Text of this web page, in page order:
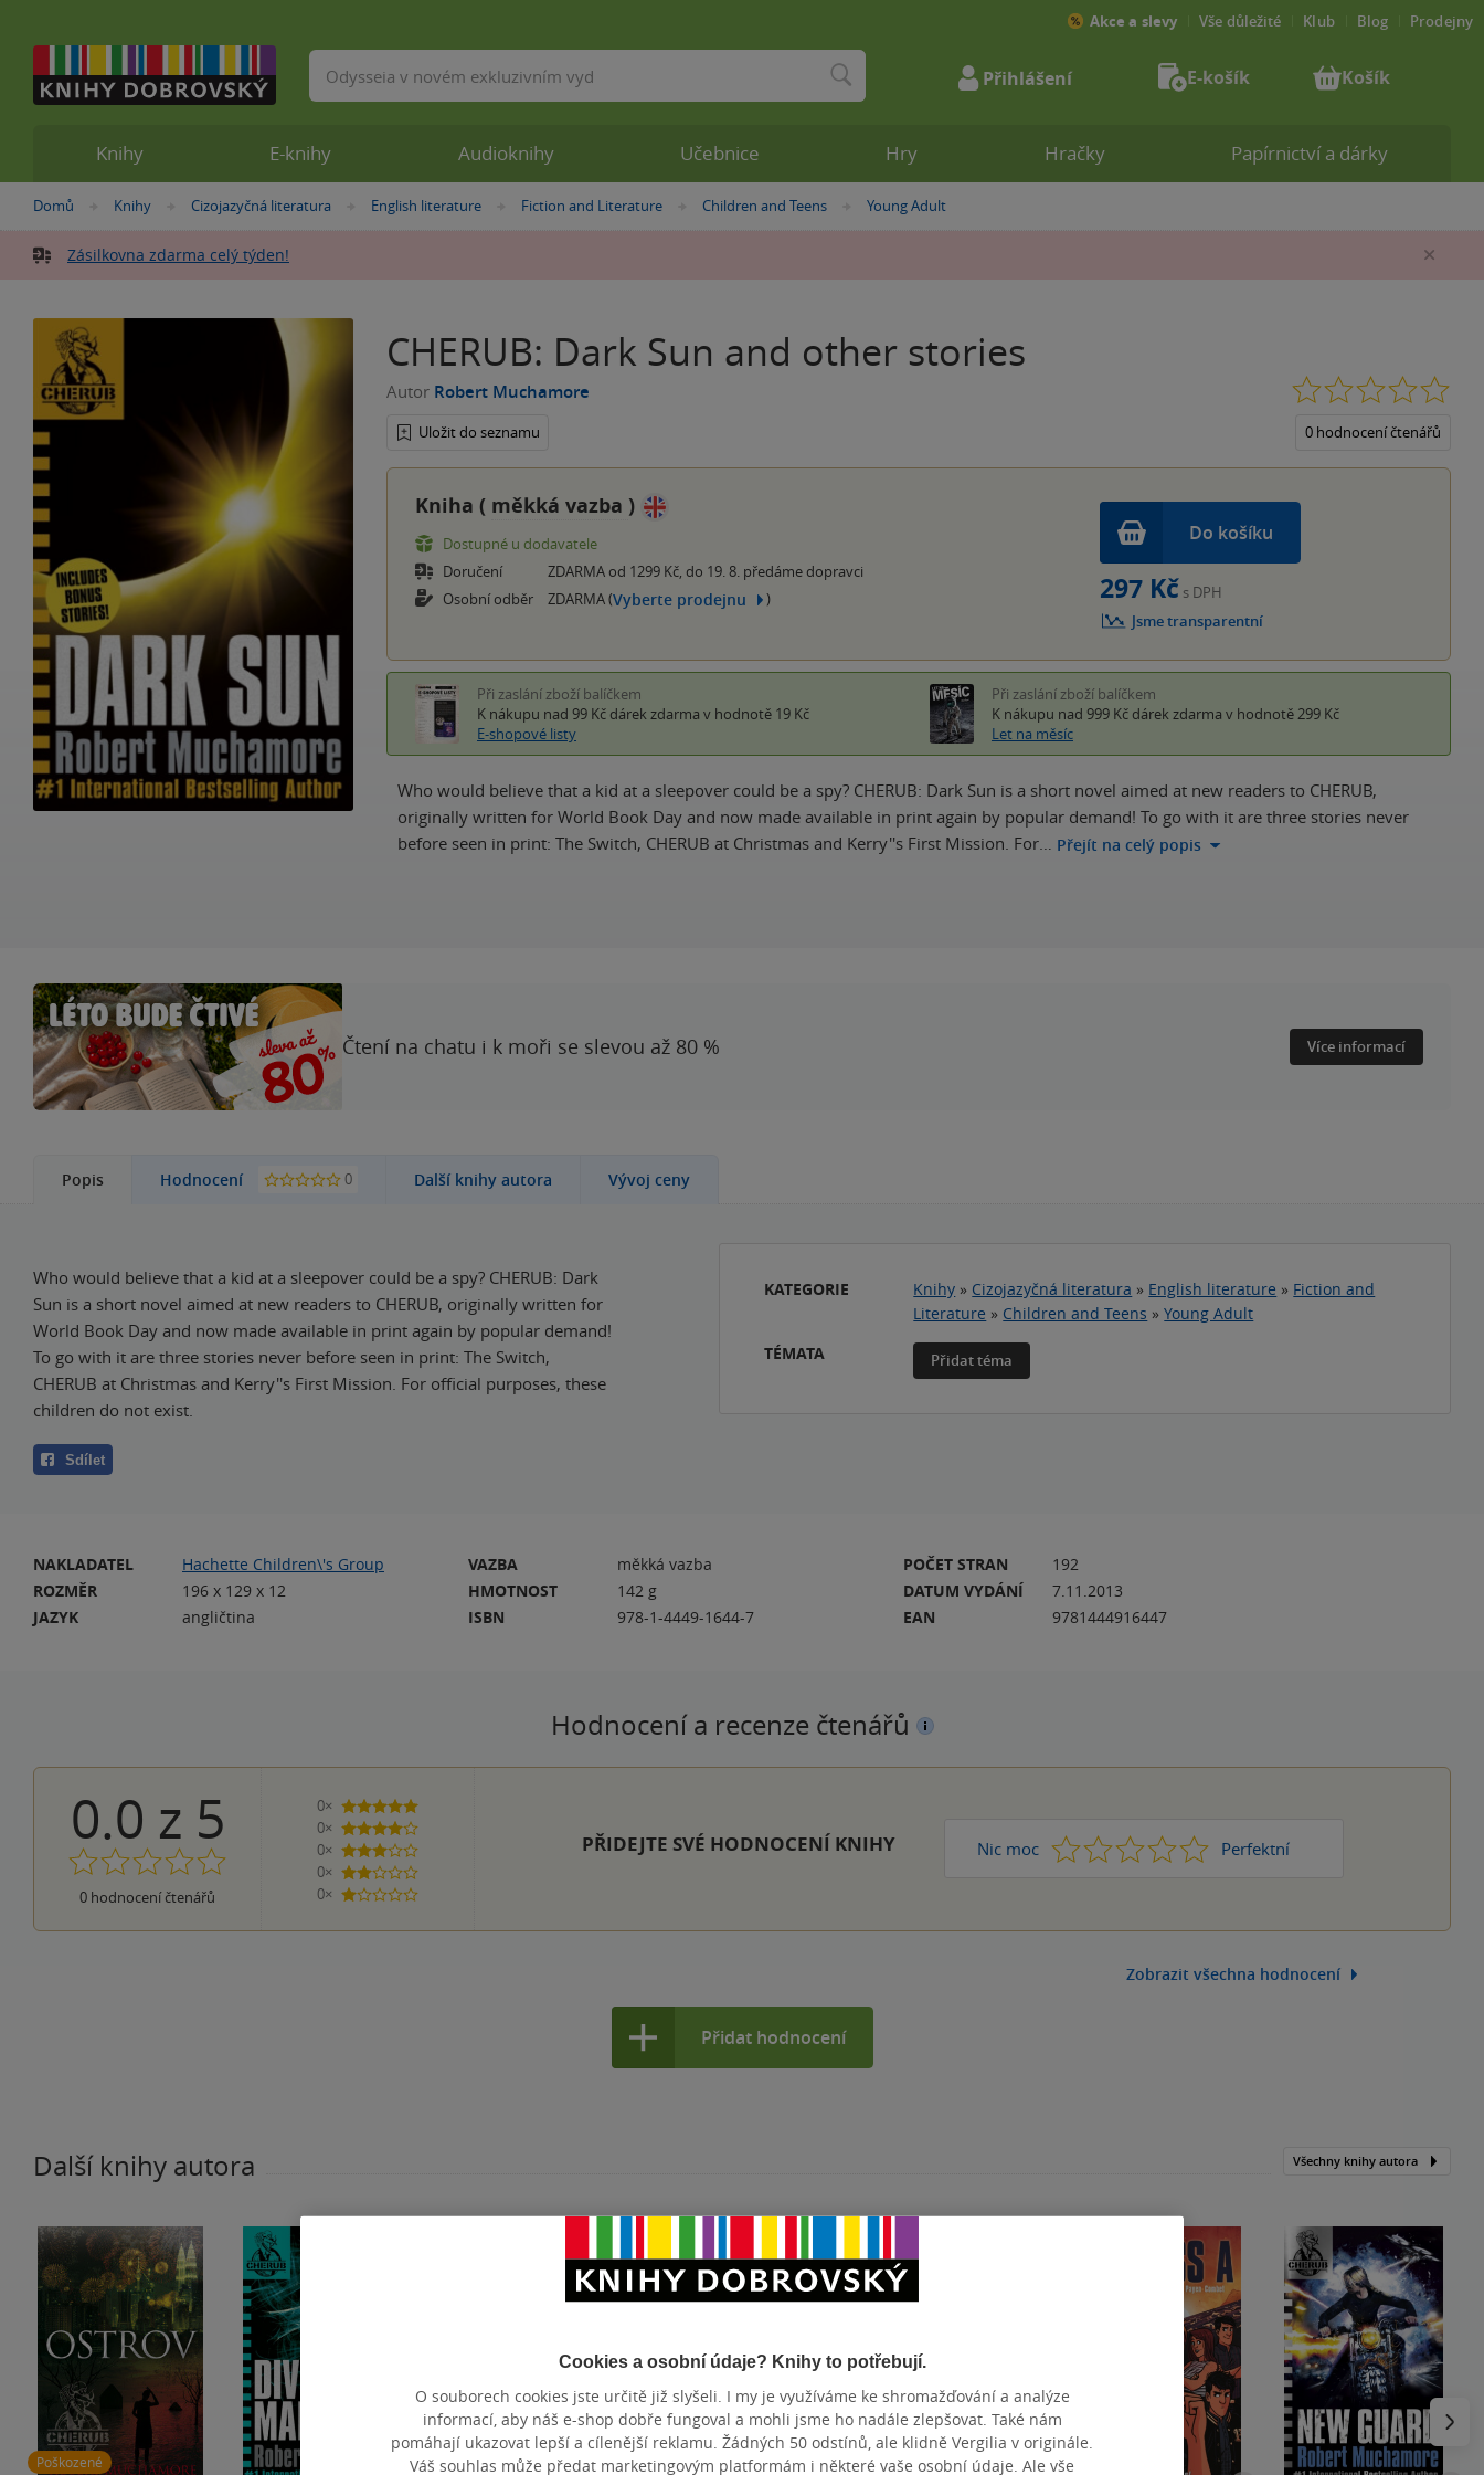
Nacházíte
zde:
Domů »
Knihy »
Cizojazyčná literatura »
English literature »Fiction and Literature »
Children and Teens »
Young Adult
Zásilkovna zdarma celý týden!
CHERUB: Dark Sun and other stories
Autor Robert Muchamore
Uložit do seznamu 0 hodnocení čtenářů
Kniha ( měkká vazba )
Dostupné u dodavatele
Doručení
ZDARMA od 1299 Kč, do 19. 8. předáme dopravci
Osobní odběr
ZDARMA (Vyberte prodejnu )
Do košíku
297 Kč s DPH
Jsme transparentní
Při zaslání zboží balíčkem
K nákupu nad 99 Kč dárek zdarma v hodnotě 19 Kč
E-shopové listy
Při zaslání zboží balíčkem
K nákupu nad 999 Kč dárek zdarma v hodnotě 299 Kč
Let na měsíc
Who would believe that a kid at a sleepover could be a spy? CHERUB: Dark Sun is a short novel aimed at new readers to CHERUB,
originally written for World Book Day and now made available in print again by popular demand! To go with it are three stories never
before seen in print: The Switch, CHERUB at Christmas and Kerry''s First Mission. For… Přejít na celý popis
Čtení na chatu i k moři se slevou až 80 % Více informací
Popis Hodnocení 0 Další knihy autora Vývoj ceny
Who would believe that a kid at a sleepover could be a spy? CHERUB: Dark
Sun is a short novel aimed at new readers to CHERUB, originally written for
World Book Day and now made available in print again by popular demand!
To go with it are three stories never before seen in print: The Switch,
CHERUB at Christmas and Kerry''s First Mission. For official purposes, these
children do not exist.
Sdílet
KATEGORIE Knihy » Cizojazyčná literatura » English literature » Fiction and
Literature » Children and Teens »Young Adult
TÉMATA
Přidat téma
NAKLADATEL
Hachette Children\'s Group
ROZMĚR
196 x 129 x 12
JAZYK
angličtina
VAZBA
měkká vazba
HMOTNOST
142 g
ISBN
978-1-4449-1644-7
POČET STRAN
192
DATUM VYDÁNÍ
7.11.2013
EAN
9781444916447
Hodnocení a recenze čtenářů
0.0 z 5
0 hodnocení čtenářů
0×
5 hvězdiček
0×
4 hvězdičky
0×
3 hvězdičky
0×
2 hvězdičky
0×
1 hvezdička
PŘIDEJTE SVÉ HODNOCENÍ KNIHY Nic moc 1 2 3 4 Perfektní
5
Zobrazit všechna hodnocení
Přidat hodnocení
Další knihy autora Všechny knihy autora
Poškozené
Knihy E-knihy Audioknihy Učebnice Hry Hračky Papírnictví a dárky
Akce a slevy Vše důležité Klub Blog Prodejny
Vyhledávání Přihlášení E-košík Košík
Cookies a osobní údaje? Knihy to potřebují.
O souborech cookies jste určitě již slyšeli. I my je využíváme ke shromažďování a analýze
informací, aby náš e-shop dobře fungoval a mohli jsme ho nadále zlepšovat. Také nám
pomáhají ukazovat lepší a cílenější reklamu. Žádných 50 odstínů, ale klidně Vergilia v originále.
Váš souhlas může předat marketingovým platformám i některé vaše osobní údaje. Ale vše